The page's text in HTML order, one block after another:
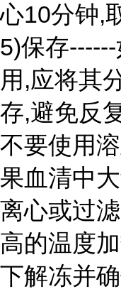
心10分钟,
5)保存
用,应将其
存,避免反
不要使用
果血清中
离心或过
高的温度
下解冻并